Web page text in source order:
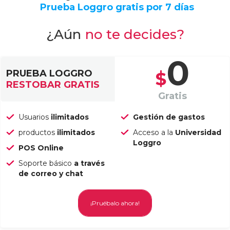
Prueba Loggro gratis por 7 días
¿Aún no te decides?
PRUEBA LOGGRO
RESTOBAR GRATIS
$0
Gratis
Usuarios ilimitados
productos ilimitados
POS Online
Soporte básico a través
de correo y chat
Gestión de gastos
Acceso a la Universidad
Loggro
¡Pruébalo ahora!